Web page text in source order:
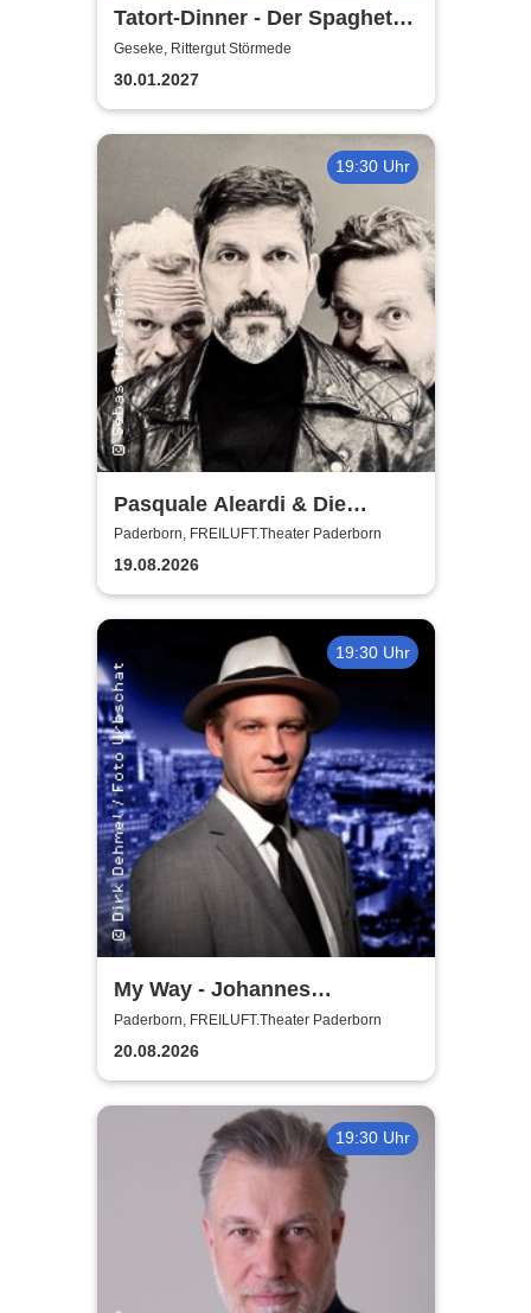
Tatort-Dinner - Der Spaghetti
Mord
Geseke, Rittergut Störmede
30.01.2027
19:30 Uhr
Pasquale Aleardi & Die
Phonauten
Paderborn, FREILUFT.Theater Paderborn
19.08.2026
19:30 Uhr
My Way - Johannes
Hallervorden singt Sinatra
Paderborn, FREILUFT.Theater Paderborn
20.08.2026
19:30 Uhr